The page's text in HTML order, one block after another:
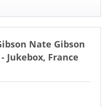
Nate Gibson
Jukebox, France